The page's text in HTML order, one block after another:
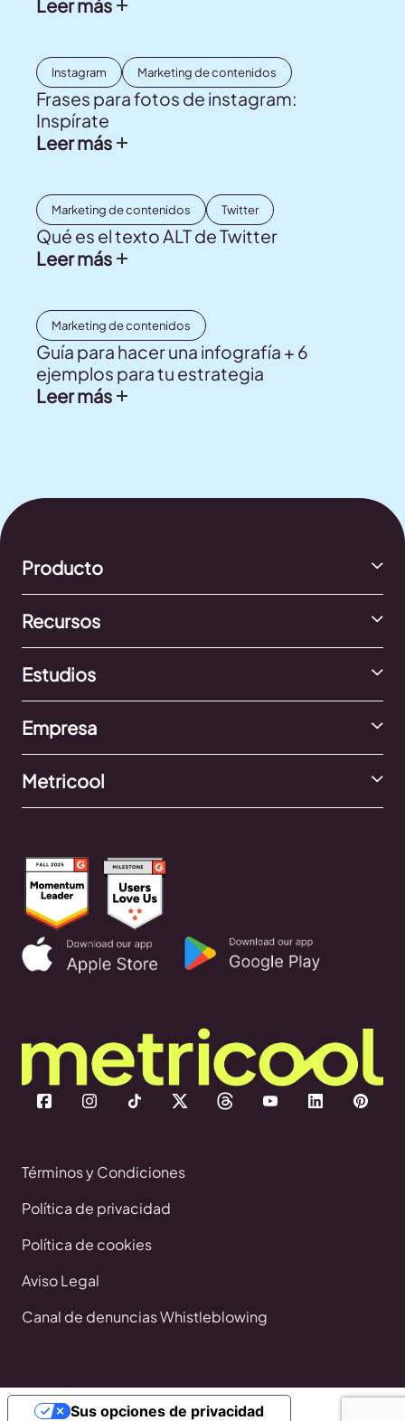
Leer más
Instagram Marketing de contenidos
Frases para fotos de instagram:
Inspírate
Leer más
Marketing de contenidos Twitter
Qué es el texto ALT de Twitter
Leer más
Marketing de contenidos
Guía para hacer una infografía + 6
ejemplos para tu estrategia
Leer más
Producto
Recursos
Estudios
Empresa
Metricool
Términos y Condiciones
Política de privacidad
Política de cookies
Aviso Legal
Canal de denuncias Whistleblowing
Sus opciones de privacidad